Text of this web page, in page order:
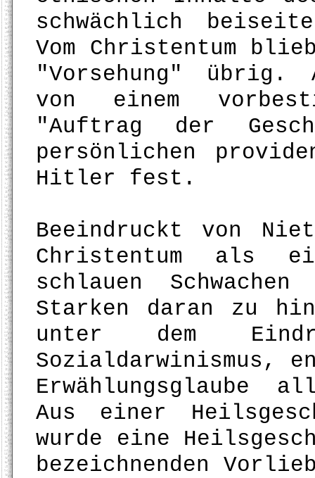
schwächlich
Vom Christentum
"Vorsehung" übrig.
von einem
"Auftrag der
persönlichen
Hitler fest.
Beeindruckt von
Christentum als
schlauen
Starken daran zu
unter dem
Sozialdarwinismus,
Erwählungsglaube
Aus einer
wurde eine
bezeichnenden